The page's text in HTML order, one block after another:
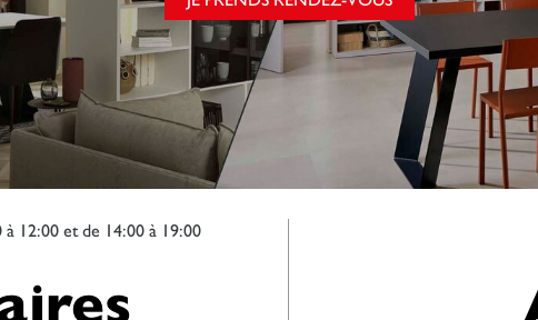
12:00 et de 14:00 à 19:00